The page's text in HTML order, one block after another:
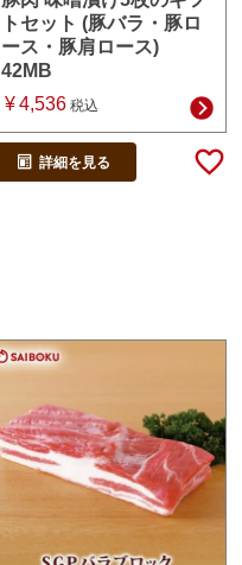
トセット (豚バラ・豚ロ
ース・豚肩ロース)
42MB
¥4,536 税込
詳細を見る